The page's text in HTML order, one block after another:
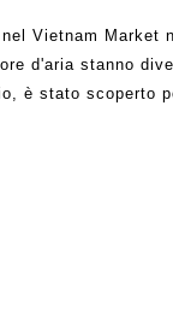
Vietnam Market
d'aria stanno
è stato scoperto